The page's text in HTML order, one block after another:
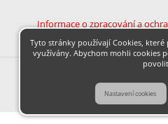
Tyto stránky používají Cookies,
využívány. Abychom mohli cookies
Informace o zpracování a
© 2026 Insion